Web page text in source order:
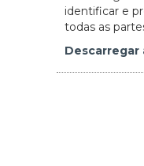
identificar e
todas as
Descarregar